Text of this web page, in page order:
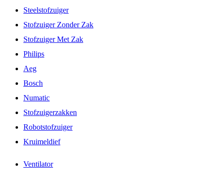
Steelstofzuiger
Stofzuiger Zonder Zak
Stofzuiger Met Zak
Philips
Aeg
Bosch
Numatic
Stofzuigerzakken
Robotstofzuiger
Kruimeldief
Ventilator